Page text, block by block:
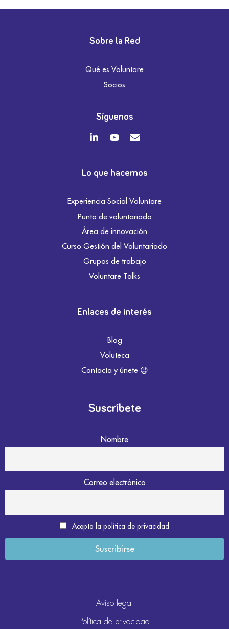
Sobre la Red
Qué es Voluntare
Socios
Síguenos
Lo que hacemos
Experiencia Social Voluntare
Punto de voluntariado
Área de innovación
Curso Gestión del Voluntariado
Grupos de trabajo
Voluntare Talks
Enlaces de interés
Blog
Voluteca
Contacta y únete 😉
Suscríbete
Nombre
Correo electrónico
Acepto la política de privacidad
Aviso legal
Política de privacidad